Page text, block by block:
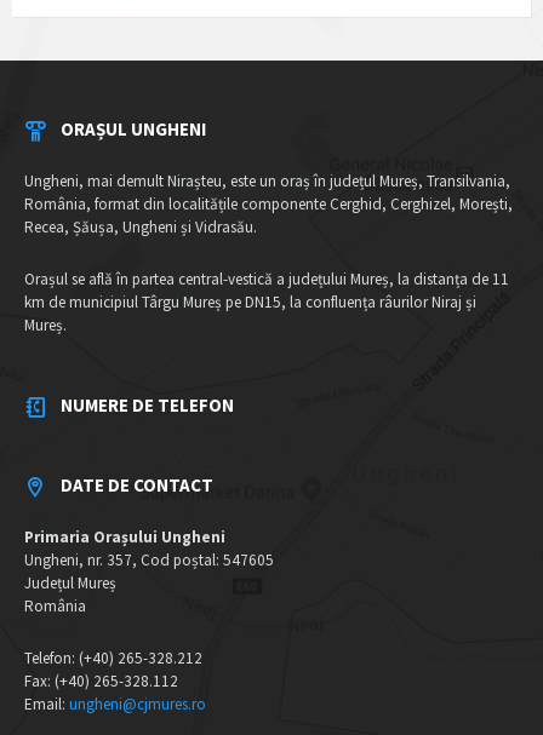
ORAȘUL UNGHENI
Ungheni, mai demult Nirașteu, este un oraș în județul Mureș, Transilvania,
România, format din localitățile componente Cerghid, Cerghizel, Morești,
Recea, Șăușa, Ungheni și Vidrasău.
Orașul se află în partea central-vestică a județului Mureș, la distanța de 11
km de municipiul Târgu Mureș pe DN15, la confluența râurilor Niraj și
Mureș.
NUMERE DE TELEFON
DATE DE CONTACT
Primaria Orașului Ungheni
Ungheni, nr. 357, Cod poștal: 547605
Județul Mureș
România
Telefon: (+40) 265-328.212
Fax: (+40) 265-328.112
Email: ungheni@cjmures.ro